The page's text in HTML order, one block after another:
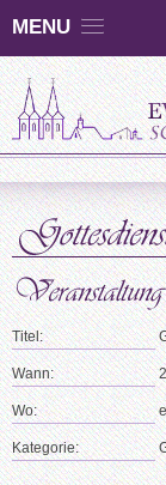
MENU
Titel:
Wann:
Wo:
Kategorie: